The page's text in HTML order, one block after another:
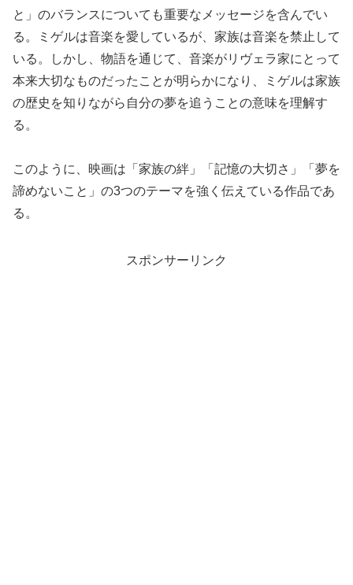
と」のバランスについても重要なメッセージを含んでい
る。ミゲルは音楽を愛しているが、家族は音楽を禁止して
いる。しかし、物語を通じて、音楽がリヴェラ家にとって
本来大切なものだったことが明らかになり、ミゲルは家族
の歴史を知りながら自分の夢を追うことの意味を理解す
る。
このように、映画は「家族の絆」「記憶の大切さ」「夢を
諦めないこと」の3つのテーマを強く伝えている作品であ
る。
スポンサーリンク